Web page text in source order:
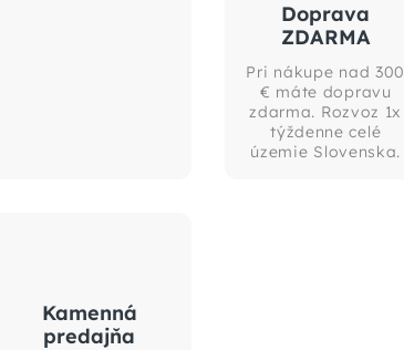
Doprava
ZDARMA
Pri nákupe nad 300
€ máte dopravu
zdarma. Rozvoz 1x
týždenne celé
územie Slovenska.
Kamenná
predajňa